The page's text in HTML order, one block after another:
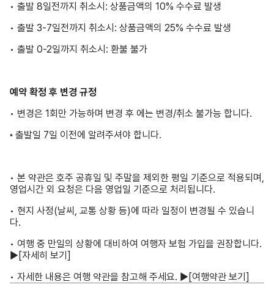
• 출발 8일전까지 취소시: 상품금액의 10% 수수료 발생
• 출발 3-7일전까지 취소시: 상품금액의 25% 수수료 발생
• 출발 0-2일까지 취소시: 환불 불가
예약 확정 후 변경 규정
• 변경은 1회만 가능하며 변경 후 에는 변경/취소 불가능 합니다.
• 출발일 7일 이전에 알려주셔야 합니다.
• 본 약관은 호주 공휴일 및 주말을 제외한 평일 기준으로 적용되며,
영업시간 외 요청은 다음 영업일 기준으로 처리됩니다.
• 현지 사정(날씨, 교통 상황 등)에 따라 일정이 변경될 수 있습니
다.
• 여행 중 만일의 상황에 대비하여 여행자 보험 가입을 권장합니다.
▶ [자세히 보기]
• 자세한 내용은 여행 약관을 참고해 주세요. ▶ [여행약관 보기]